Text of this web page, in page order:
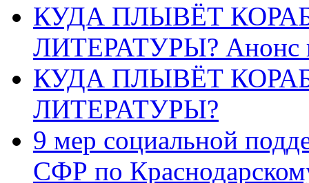
КУДА ПЛЫВЁТ
ЛИТЕРАТУРЫ? Анонс
КУДА ПЛЫВЁТ
ЛИТЕРАТУРЫ?
9 мер социальной
СФР по